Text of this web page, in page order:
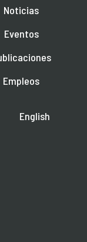
Noticias
Eventos
Empleos
English